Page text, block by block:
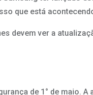
que está
devem ver a
de 1° de maio.